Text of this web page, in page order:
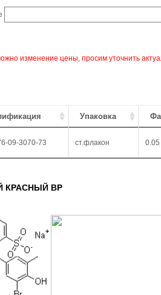
изменение цены, просим уточнить
Упаковка
09-3070-73 ст.флакон 0.05
КРАСНЫЙ ВР